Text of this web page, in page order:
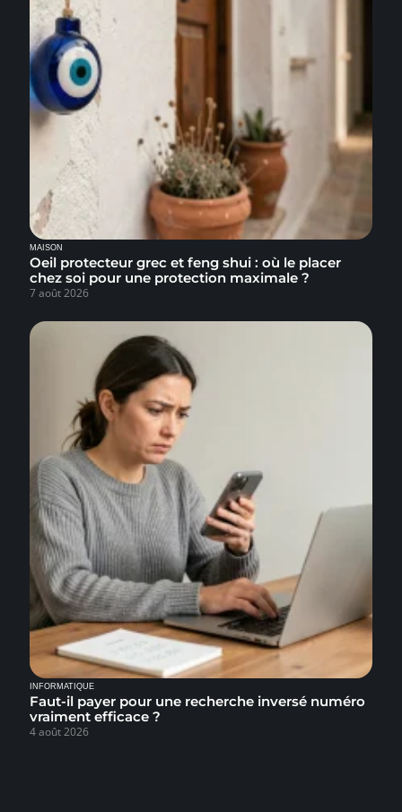
MAISON
Oeil protecteur grec et feng shui : où le placer
chez soi pour une protection maximale ?
7 août 2026
INFORMATIQUE
Faut-il payer pour une recherche inversé numéro
vraiment efficace ?
4 août 2026